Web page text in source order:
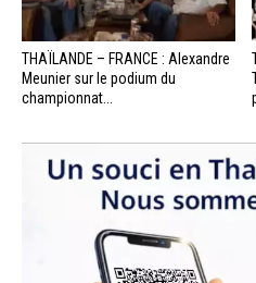
THAÏLANDE – FRANCE : Alexandre
Meunier sur le podium du
championnat...